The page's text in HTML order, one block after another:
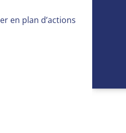
en plan d’actions